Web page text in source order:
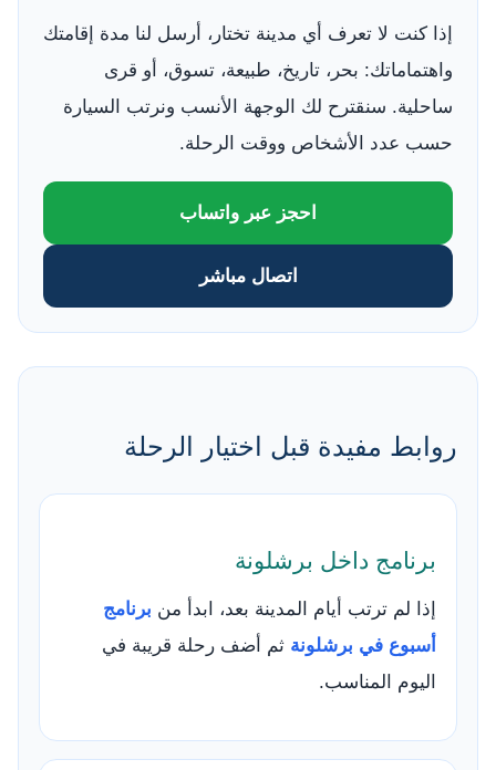
إذا كنت لا تعرف أي مدينة تختار، أرسل لنا مدة إقامتك
واهتماماتك: بحر، تاريخ، طبيعة، تسوق، أو قرى
ساحلية. سنقترح لك الوجهة الأنسب ونرتب السيارة
حسب عدد الأشخاص ووقت الرحلة.
احجز عبر واتساب
اتصال مباشر
روابط مفيدة قبل اختيار الرحلة
برنامج داخل برشلونة
إذا لم ترتب أيام المدينة بعد، ابدأ من برنامج
أسبوع في برشلونة ثم أضف رحلة قريبة في
اليوم المناسب.